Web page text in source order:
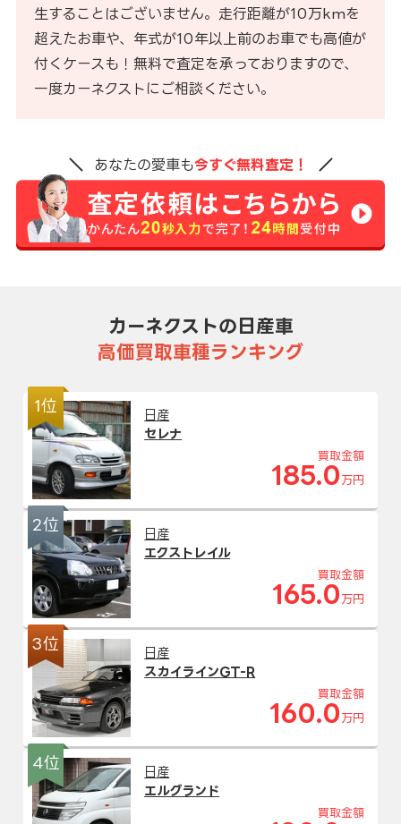
生することはございません。走行距離が10万kmを
超えたお車や、年式が10年以上前のお車でも高値が
付くケースも！無料で査定を承っておりますので、
一度カーネクストにご相談ください。
あなたの愛車も今すぐ無料査定！
カーネクストの日産車
高価買取車種ランキング
1位
日産
セレナ
買取金額
185.0 万円
2位
日産
エクストレイル
買取金額
165.0 万円
3位
日産
スカイラインGT-R
買取金額
160.0 万円
4位
日産
エルグランド
買取金額